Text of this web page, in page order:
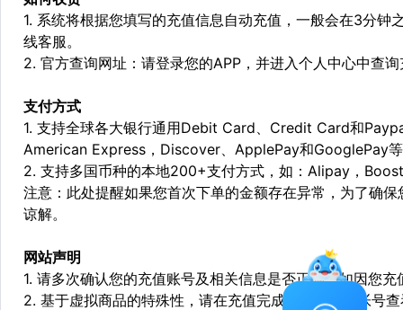
1. 系统将根据您填写的充值信息自动充值，一般会在3分
线客服。
2. 官方查询网址：请登录您的APP，并进入个人中心中查
支付方式
1. 支持全球各大银行通用Debit Card、Credit Card和
American Express，Discover、ApplePay和GooglePay
2. 支持多国币种的本地200+支付方式，如：Alipay，
注意：此处提醒如果您首次下单的金额存在异常，为了确
谅解。
网站声明
1. 请多次确认您的充值账号及相关信息是否正确，如因您
2. 基于虚拟商品的特殊性，请在充值完成后登陆您的帐号